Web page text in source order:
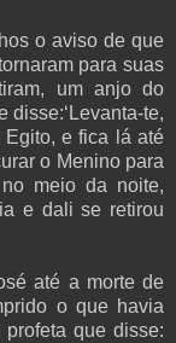
o aviso de que
para suas
um anjo do
disse:‘Levanta-te,
e fica lá até
o Menino para
meio da noite,
e dali se retirou
até a morte de
o que havia
que disse: